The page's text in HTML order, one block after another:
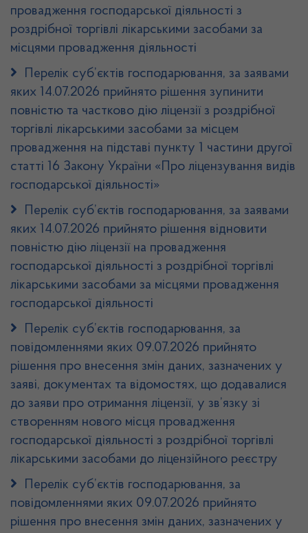
провадження господарської діяльності з
роздрібної торгівлі лікарськими засобами за
місцями провадження діяльності
Перелік суб’єктів господарювання, за заявами
яких 14.07.2026 прийнято рішення зупинити
повністю та частково дію ліцензії з роздрібної
торгівлі лікарськими засобами за місцем
провадження на підставі пункту 1 частини другої
статті 16 Закону України «Про ліцензування видів
господарської діяльності»
Перелік суб’єктів господарювання, за заявами
яких 14.07.2026 прийнято рішення відновити
повністю дію ліцензії на провадження
господарської діяльності з роздрібної торгівлі
лікарськими засобами за місцями провадження
господарської діяльності
Перелік суб’єктів господарювання, за
повідомленнями яких 09.07.2026 прийнято
рішення про внесення змін даних, зазначених у
заяві, документах та відомостях, що додавалися
до заяви про отримання ліцензії, у зв’язку зі
створенням нового місця провадження
господарської діяльності з роздрібної торгівлі
лікарськими засобами до ліцензійного реєстру
Перелік суб’єктів господарювання, за
повідомленнями яких 09.07.2026 прийнято
рішення про внесення змін даних, зазначених у